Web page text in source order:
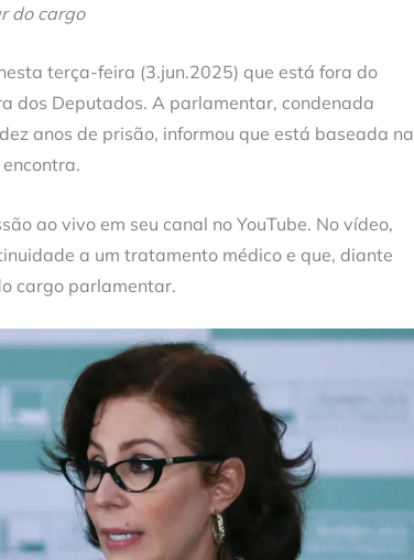
do cargo
terça-feira (3.jun.2025) que está fora do
dos Deputados. A parlamentar, condenada
anos de prisão, informou que está baseada na
ao vivo em seu canal no YouTube. No vídeo,
a um tratamento médico e que, diante
cargo parlamentar.